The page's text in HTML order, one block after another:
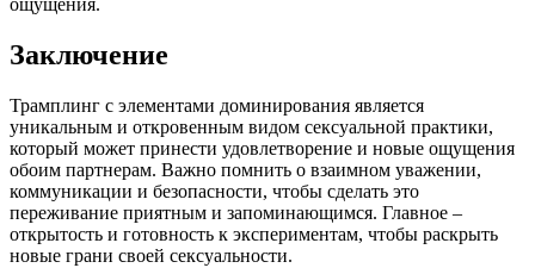
ощущения.
Заключение
Трамплинг с элементами доминирования является
уникальным и откровенным видом сексуальной практики,
который может принести удовлетворение и новые ощущения
обоим партнерам. Важно помнить о взаимном уважении,
коммуникации и безопасности, чтобы сделать это
переживание приятным и запоминающимся. Главное –
открытость и готовность к экспериментам, чтобы раскрыть
новые грани своей сексуальности.